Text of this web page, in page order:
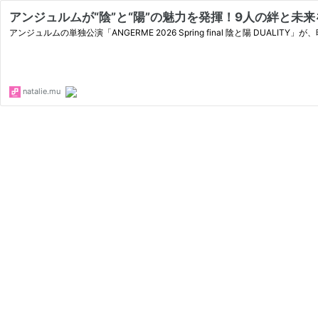
アンジュルムが“陰”と“陽”の魅力を発揮！9人の絆と未
アンジュルムの単独公演「ANGERME 2026 Spring final 陰と陽 DUALITY」が
natalie.mu